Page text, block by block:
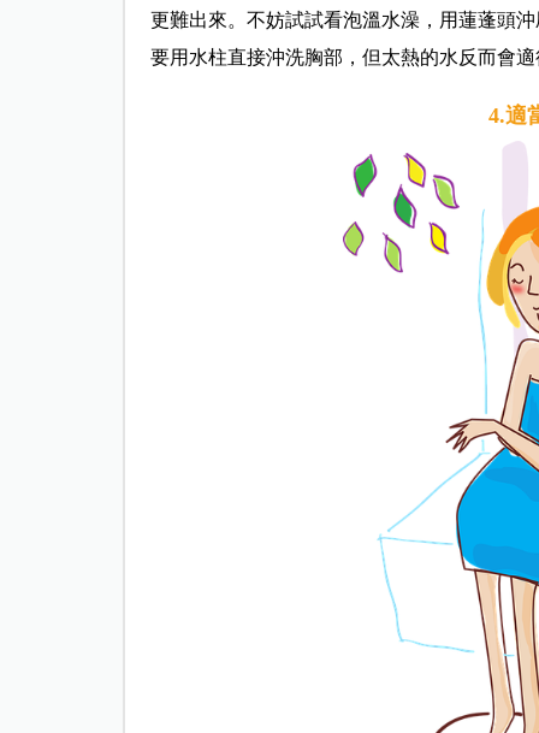
更難出來。不妨試試看泡溫水澡，用蓮蓬頭
要用水柱直接沖洗胸部，但太熱的水反而會適
4.適